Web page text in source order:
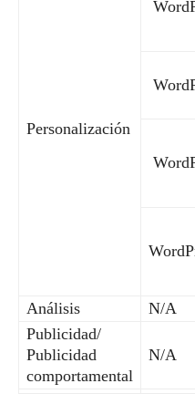
Personalización
Análisis
N/A
Publicidad/
Publicidad
comportamental
N/A